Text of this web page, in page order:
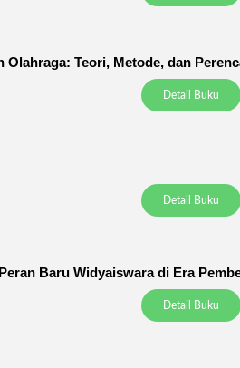
Olahraga: Teori, Metode, dan
Detail Buku
Detail Buku
Baru Widyaiswara di Era
Detail Buku